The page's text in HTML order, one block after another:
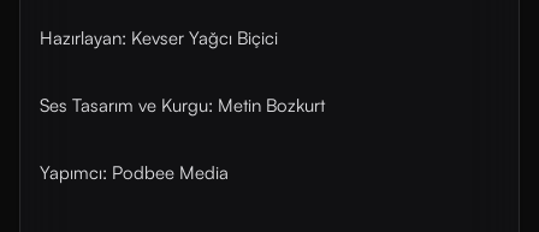
Hazırlayan: Kevser Yağcı Biçici
Ses Tasarım ve Kurgu: Metin Bozkurt
Yapımcı: Podbee Media